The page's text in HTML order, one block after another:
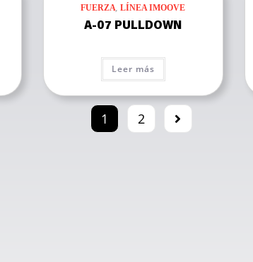
FUERZA,LÍNEA IMOOVE
A-07 PULLDOWN
Leer más
1 2